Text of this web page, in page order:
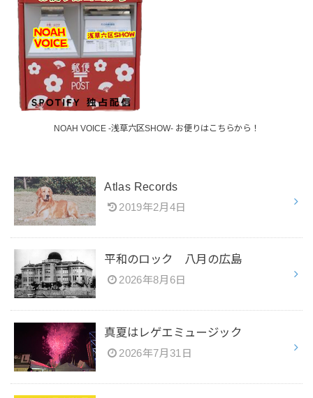
NOAH VOICE -浅草六区SHOW- お便りはこちらから！
Atlas Records
2019年2月4日
平和のロック 八月の広島
2026年8月6日
真夏はレゲエミュージック
2026年7月31日